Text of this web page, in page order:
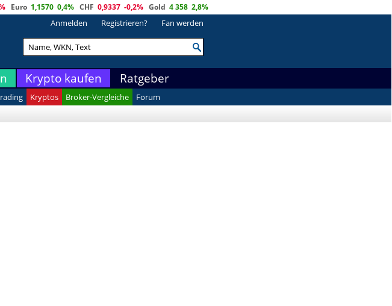
Euro 1,1570 0,4% CHF 0,9337 -0,2% Gold 4 358 2,8%
Anmelden Registrieren? Fan werden
Krypto kaufen Ratgeber
Kryptos Broker-Vergleiche
Forum